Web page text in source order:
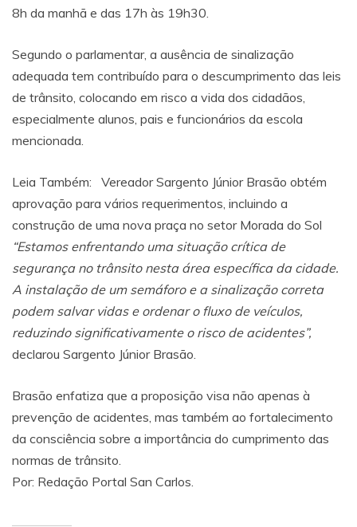
8h da manhã e das 17h às 19h30.
Segundo o parlamentar, a ausência de sinalização
adequada tem contribuído para o descumprimento das leis
de trânsito, colocando em risco a vida dos cidadãos,
especialmente alunos, pais e funcionários da escola
mencionada.
Leia Também:
Vereador Sargento Júnior Brasão obtém
aprovação para vários requerimentos, incluindo a
construção de uma nova praça no setor Morada do Sol
“Estamos enfrentando uma situação crítica de
segurança no trânsito nesta área específica da cidade.
A instalação de um semáforo e a sinalização correta
podem salvar vidas e ordenar o fluxo de veículos,
reduzindo significativamente o risco de acidentes”,
declarou Sargento Júnior Brasão.
Brasão enfatiza que a proposição visa não apenas à
prevenção de acidentes, mas também ao fortalecimento
da consciência sobre a importância do cumprimento das
normas de trânsito.
Por: Redação Portal San Carlos.